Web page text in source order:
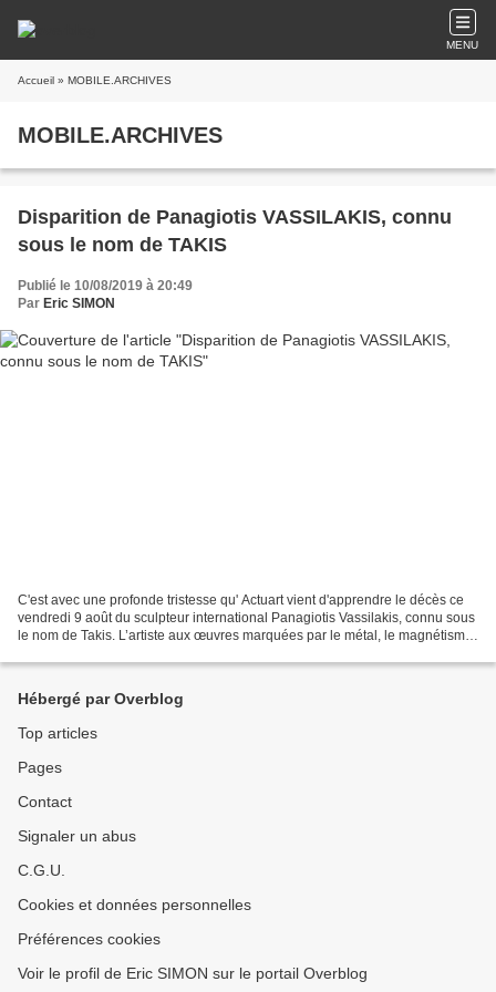
MENU
Accueil » MOBILE.ARCHIVES
MOBILE.ARCHIVES
Disparition de Panagiotis VASSILAKIS, connu
sous le nom de TAKIS
Publié le 10/08/2019 à 20:49
Par Eric SIMON
C'est avec une profonde tristesse qu' Actuart vient d'apprendre le décès ce
vendredi 9 août du sculpteur international Panagiotis Vassilakis, connu sous
le nom de Takis. L’artiste aux œuvres marquées par le métal, le magnétisme
Hébergé par Overblog
Top articles
Pages
Contact
Signaler un abus
C.G.U.
Cookies et données personnelles
Préférences cookies
Voir le profil de Eric SIMON sur le portail Overblog